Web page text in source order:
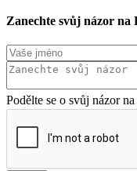
Zanechte svůj názor
Podělte se o svůj názor